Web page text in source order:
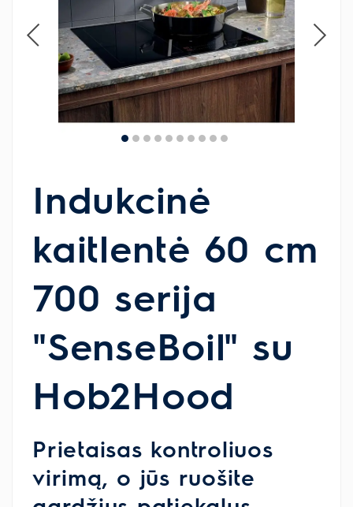
Indukcinė
kaitlentė 60 cm
700 serija
"SenseBoil" su
Hob2Hood
Prietaisas kontroliuos
virimą, o jūs ruošite